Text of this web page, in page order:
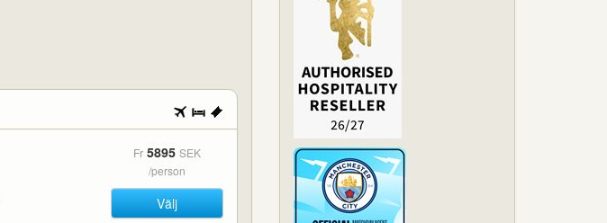
Fr 5895 SEK
/person
Välj